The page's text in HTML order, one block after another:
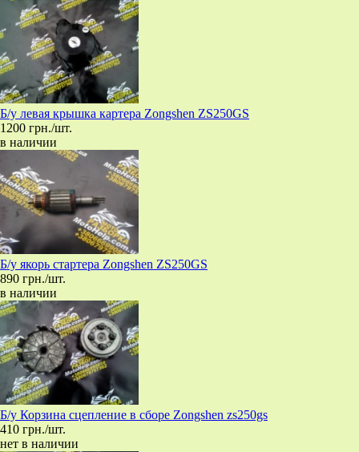
Б/у левая крышка картера Zongshen ZS250GS
1200 грн./шт.
в наличии
Б/у якорь стартера Zongshen ZS250GS
890 грн./шт.
в наличии
Б/у Корзина сцепление в сборе Zongshen zs250gs
410 грн./шт.
нет в наличии